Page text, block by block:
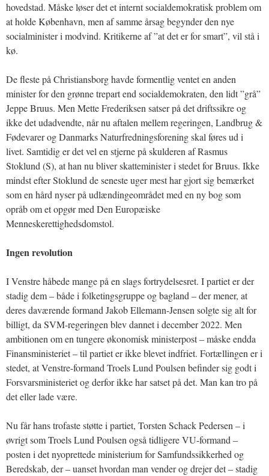
hovedstad. Måske løser det et internt socialdemokratisk problem om
at holde København, men af samme årsag begynder den nye
socialminister i modvind. Kritikerne af ”at det er for smart”, vil stå i
kø.
De fleste på Christiansborg havde formentlig ventet en anden
minister for den grønne trepart end socialdemokraten, den lidt ”grå”
Jeppe Bruus. Men Mette Frederiksen satser på det driftssikre og
ikke det udadvendte, når nu aftalen mellem regeringen, Landbrug &
Fødevarer og Danmarks Naturfredningsforening skal føres ud i
livet. Samtidig er det vel en stjerne på skulderen af Rasmus
Stoklund (S), at han nu bliver skatteminister i stedet for Bruus. Ikke
mindst efter Stoklund de seneste uger mest har gjort sig bemærket
som en hård nyser på udlændingeområdet med en ny bog som
opråb om et opgør med Den Europæiske
Menneskerettighedsdomstol.
Ingen revolution
I Venstre håbede mange på en slags fortrydelsesret. I partiet er der
stadig dem – både i folketingsgruppe og bagland – der mener, at
deres daværende formand Jakob Ellemann-Jensen solgte sig alt for
billigt, da SVM-regeringen blev dannet i december 2022. Men
ambitionen om en tungere økonomisk ministerpost – måske endda
Finansministeriet – til partiet er ikke blevet indfriet. Fortællingen er i
stedet, at Venstre-formand Troels Lund Poulsen befinder sig godt i
Forsvarsministeriet og derfor ikke har satset på det. Man kan tro på
det eller lade være.
Nu får hans trofaste støtte i partiet, Torsten Schack Pedersen – i
øvrigt som Troels Lund Poulsen også tidligere VU-formand –
posten i det nyoprettede ministerium for Samfundssikkerhed og
Beredskab, der – uanset hvordan man vender og drejer det – stadig